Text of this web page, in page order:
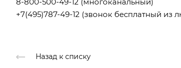
+7(495)787-49-12 (звонок бесплатный из
Назад к списку